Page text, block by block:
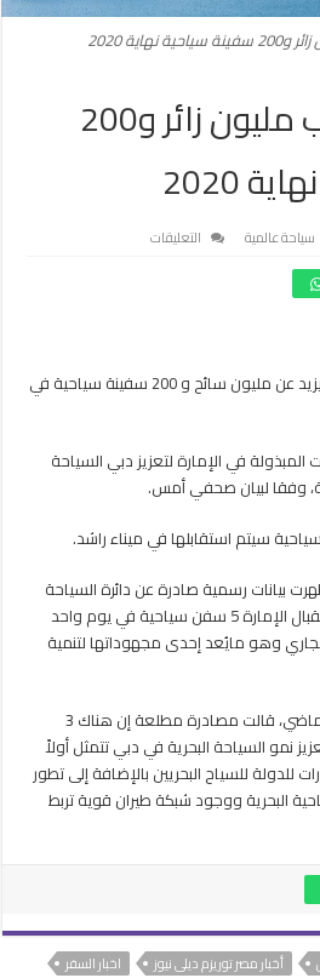
2020
دبى تتوقع جذب مليون زائر و200
2020
سياحة عالمية التعليقات
و200
نهاية
2020
توقعت إمارة دبي أن تجذب مايزيد عن مليون سائح و 200 سفينة سياحية في
في الإمارة لتعزيز دبي السياحة
وفقا لبيان صحفي أمس.
سيتم استقابلها في ميناء راشد.
ينايرمن عام 2019، أظهرت بيانات رسمية صادرة عن دائرة السياحة
والتسويق التجاري بدبي أن استقبال الإمارة 5 سفن سياحية في يوم واحد
الجاري وهو مايُعد إحدى مجهوداتها لتنمية
وخلال شهر سبتمبرمن العام الماضي، قالت مصادرة مطلعة إن هناك 3
السياحة البحرية في دبي تتمثل أولاً
للدولة للسياح البحريين بالإضافة إلى تطور
البحرية ووجود شبكة طيران قوية تربط
أخبار مصر توريزم ديلى نيوز
اخبار السفر